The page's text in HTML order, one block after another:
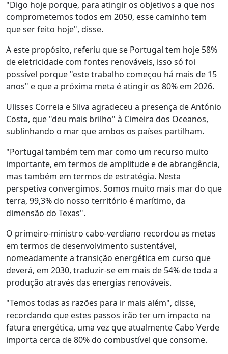
"Digo hoje porque, para atingir os objetivos a que nos
comprometemos todos em 2050, esse caminho tem
que ser feito hoje", disse.
A este propósito, referiu que se Portugal tem hoje 58%
de eletricidade com fontes renováveis, isso só foi
possível porque "este trabalho começou há mais de 15
anos" e que a próxima meta é atingir os 80% em 2026.
Ulisses Correia e Silva agradeceu a presença de António
Costa, que "deu mais brilho" à Cimeira dos Oceanos,
sublinhando o mar que ambos os países partilham.
"Portugal também tem mar como um recurso muito
importante, em termos de amplitude e de abrangência,
mas também em termos de estratégia. Nesta
perspetiva convergimos. Somos muito mais mar do que
terra, 99,3% do nosso território é marítimo, da
dimensão do Texas".
O primeiro-ministro cabo-verdiano recordou as metas
em termos de desenvolvimento sustentável,
nomeadamente a transição energética em curso que
deverá, em 2030, traduzir-se em mais de 54% de toda a
produção através das energias renováveis.
"Temos todas as razões para ir mais além", disse,
recordando que estes passos irão ter um impacto na
fatura energética, uma vez que atualmente Cabo Verde
importa cerca de 80% do combustível que consome.